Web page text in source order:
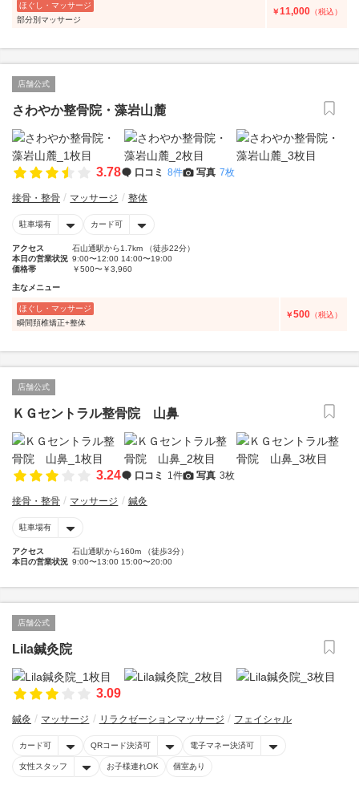
ほぐし・マッサージ
部分別マッサージ
￥11,000 （税込）
店舗公式
さわやか整骨院・藻岩山麓
3.78 口コミ 8件 写真 7枚
接骨・整骨 マッサージ 整体
駐車場有 カード可
アクセス
石山通駅から1.7km （徒歩22分）
本日の営業状況 9:00〜12:00 14:00〜19:00
価格帯
￥500〜￥3,960
主なメニュー
ほぐし・マッサージ
瞬間頚椎矯正+整体
￥500 （税込）
店舗公式
ＫＧセントラル整骨院 山鼻
3.24 口コミ 1件 写真 3枚
接骨・整骨 マッサージ 鍼灸
駐車場有
アクセス
石山通駅から160m （徒歩3分）
本日の営業状況 9:00〜13:00 15:00〜20:00
店舗公式
Lila鍼灸院
3.09
鍼灸 マッサージ リラクゼーションマッサージ フェイシャル
カード可 QRコード決済可 電子マネー決済可
女性スタッフ お子様連れOK 個室あり